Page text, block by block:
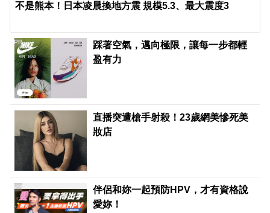
不是熊本！日本凌晨換地方震 規模5.3、最大震度3
踩著空氣，邁向極限，讓每一步都輕
盈有力
PR
直播突遭槍手射殺！23歲網美慘死美
妝店
伴侶和妳一起預防HPV，才有資格說
愛妳！
PR